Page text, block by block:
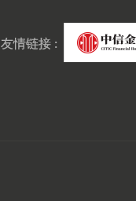
友情链接 :